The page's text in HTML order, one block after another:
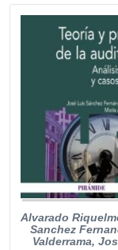
Alvarado
Sanchez
Valderrama,